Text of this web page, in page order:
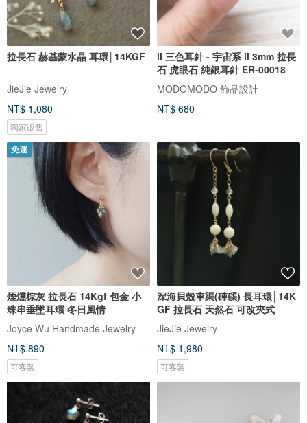
拉長石 赫基蒙水晶 耳環│14KGF
JieJie Jewelry
NT$ 1,080
獨家販售
ll 三色耳針 - 宇宙系 ll 3mm 拉長
石 虎眼石 純銀耳針 ER-00018
MODOMODO 飾品設計
NT$ 680
免運
煙燻棕灰 拉長石 14Kgf 包金 小
珠串垂墜耳環 冬日風情
Joyce Wu Handmade Jewelry
NT$ 890
可客製
深海貝殼車渠(硨磲) 長耳環│14K
GF 拉長石 天然石 可改夾式
JieJie Jewelry
NT$ 1,980
可客製